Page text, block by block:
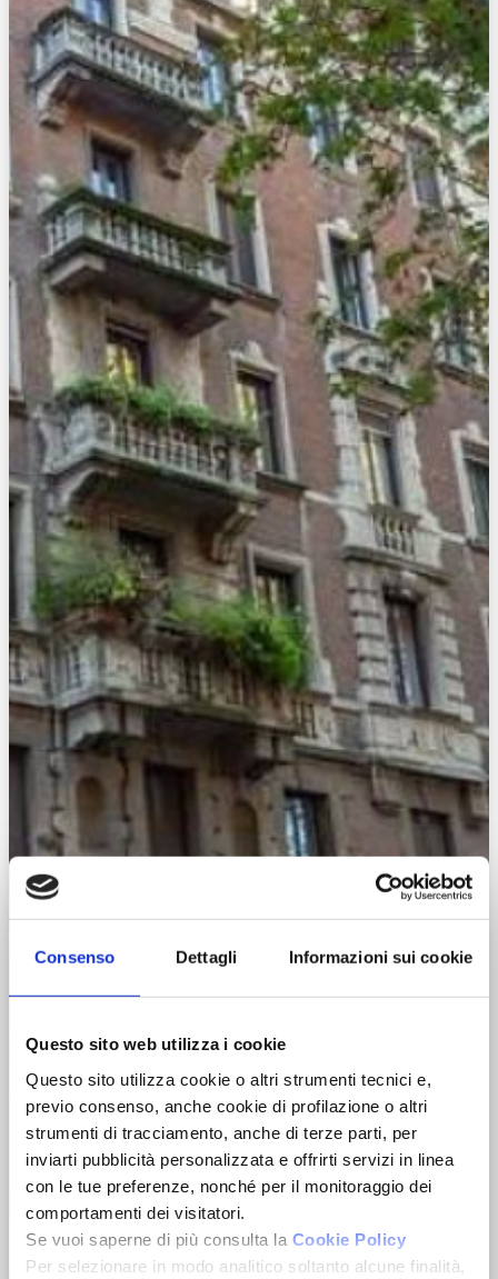
Consenso Dettagli Informazioni sui cookie
Questo sito web utilizza i cookie
Questo sito utilizza cookie o altri strumenti tecnici e,
previo consenso, anche cookie di profilazione o altri
strumenti di tracciamento, anche di terze parti, per
inviarti pubblicità personalizzata e offrirti servizi in linea
con le tue preferenze, nonché per il monitoraggio dei
comportamenti dei visitatori.
Se vuoi saperne di più consulta la Cookie Policy
Per selezionare in modo analitico soltanto alcune finalità,
Zoom